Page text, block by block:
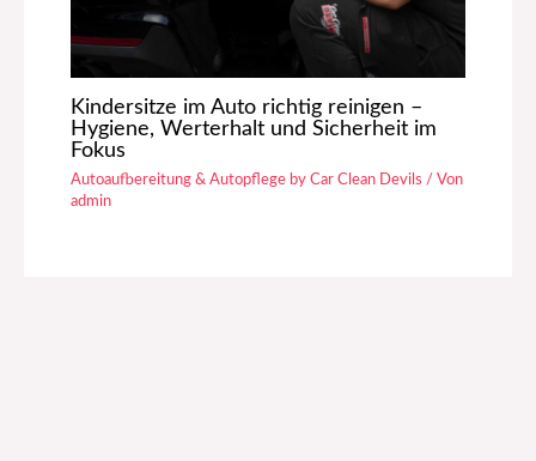
Kindersitze im Auto richtig reinigen –
Hygiene, Werterhalt und Sicherheit im
Fokus
Autoaufbereitung & Autopflege by Car Clean Devils / Von
admin